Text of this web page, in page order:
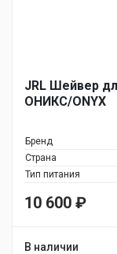
JRL Шейвер
ОНИКС/ONYX
Бренд
Страна
Тип питания
10 600 ₽
В наличии